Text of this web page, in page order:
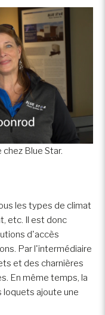
Blue Star.
les types de climat
etc. Il est donc
d'accès
Par l'intermédiaire
et des charnières
En même temps, la
ajoute une